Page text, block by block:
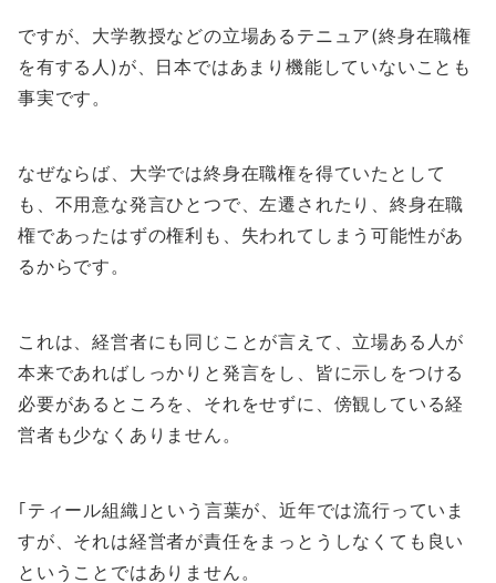
ですが、大学教授などの立場あるテニュア(終身在職権
を有する人)が、日本ではあまり機能していないことも
事実です。
なぜならば、大学では終身在職権を得ていたとして
も、不用意な発言ひとつで、左遷されたり、終身在職
権であったはずの権利も、失われてしまう可能性があ
るからです。
これは、経営者にも同じことが言えて、立場ある人が
本来であればしっかりと発言をし、皆に示しをつける
必要があるところを、それをせずに、傍観している経
営者も少なくありません。
｢ティール組織｣という言葉が、近年では流行っていま
すが、それは経営者が責任をまっとうしなくても良い
ということではありません。